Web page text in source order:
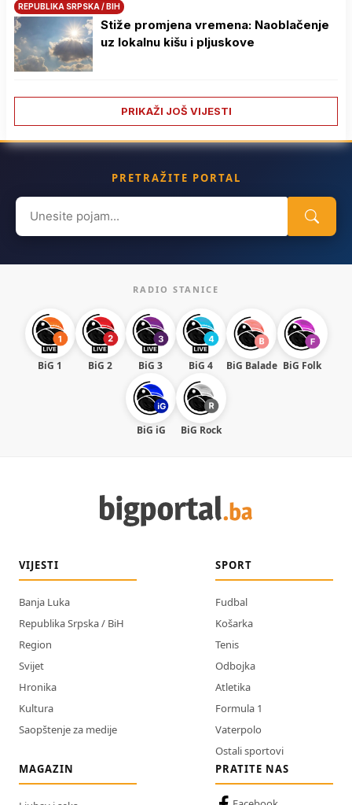
REPUBLIKA SRPSKA / BIH
Stiže promjena vremena: Naoblačenje
uz lokalnu kišu i pljuskove
PRIKAŽI JOŠ VIJESTI
PRETRAŽITE PORTAL
Search
for:
RADIO STANICE
BiG 1 BiG 2 BiG 3 BiG 4 BiG Balade BiG Folk
BiG iG BiG Rock
VIJESTI
Banja Luka
Republika Srpska / BiH
Region
Svijet
Hronika
Kultura
Saopštenje za medije
SPORT
Fudbal
Košarka
Tenis
Odbojka
Atletika
Formula 1
Vaterpolo
Ostali sportovi
MAGAZIN
PRATITE NAS